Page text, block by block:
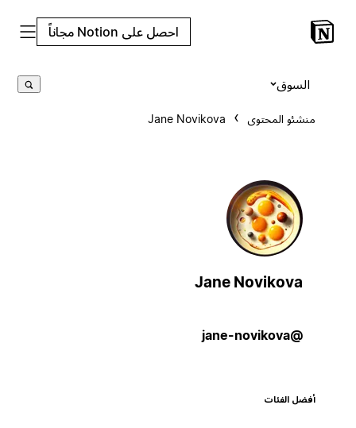
احصل على Notion مجاناً
منشئو المحتوى Jane Novikova
Jane Novikova
أفضل الفئات